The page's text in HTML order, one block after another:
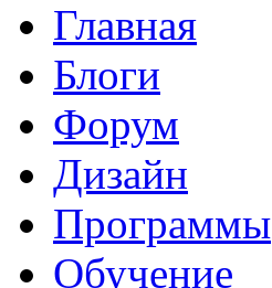
Главная
Блоги
Форум
Дизайн
Программы
Обучение